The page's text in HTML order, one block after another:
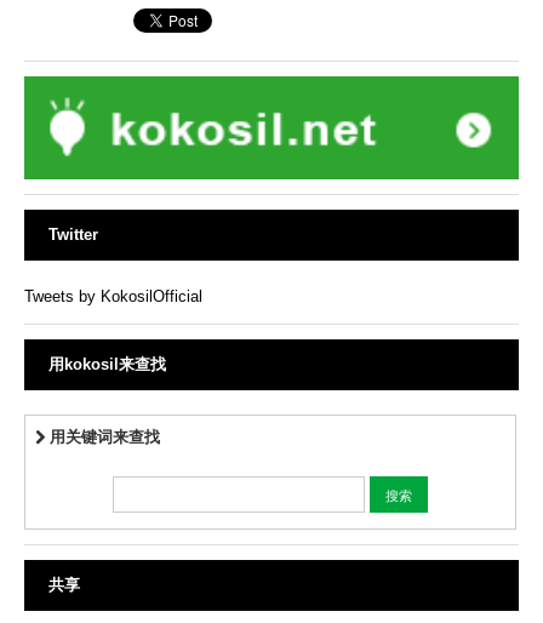
Twitter
Tweets by KokosilOfficial
用kokosil来查找
用关键词来查找
共享